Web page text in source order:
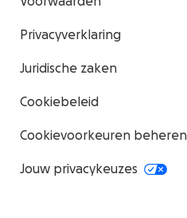
Privacyverklaring
Juridische zaken
Cookiebeleid
Cookievoorkeuren beheren
Jouw privacykeuzes